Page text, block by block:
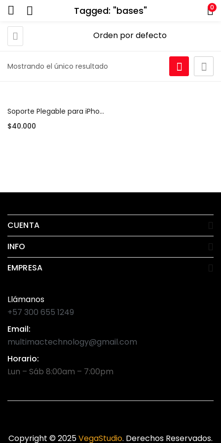
Tagged: "bases" 0
Mostrando el único resultado
Soporte Plegable para iPhone y Android – Color Plateado
$40.000
CUENTA
INFO
EMPRESA
Llámanos
+57 300 655 1249
Email:
multimactechnology@gmail.com
Horario:
Lun – Sáb 8:00am – 7:00pm
Copyright © 2025VegaStudio. Derechos Reservados.